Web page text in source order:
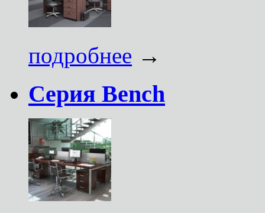
подробнее →
Серия Bench